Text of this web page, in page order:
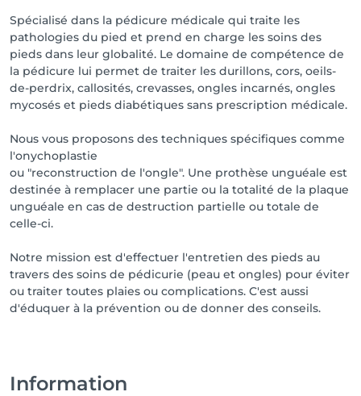
Spécialisé dans la pédicure médicale qui traite les
pathologies du pied et prend en charge les soins des
pieds dans leur globalité. Le domaine de compétence de
la pédicure lui permet de traiter les durillons, cors, oeils-
de-perdrix, callosités, crevasses, ongles incarnés, ongles
mycosés et pieds diabétiques sans prescription médicale.
Nous vous proposons des techniques spécifiques comme
l'onychoplastie
ou "reconstruction de l'ongle". Une prothèse unguéale est
destinée à remplacer une partie ou la totalité de la plaque
unguéale en cas de destruction partielle ou totale de
celle-ci.
Notre mission est d'effectuer l'entretien des pieds au
travers des soins de pédicurie (peau et ongles) pour éviter
ou traiter toutes plaies ou complications. C'est aussi
d'éduquer à la prévention ou de donner des conseils.
Information